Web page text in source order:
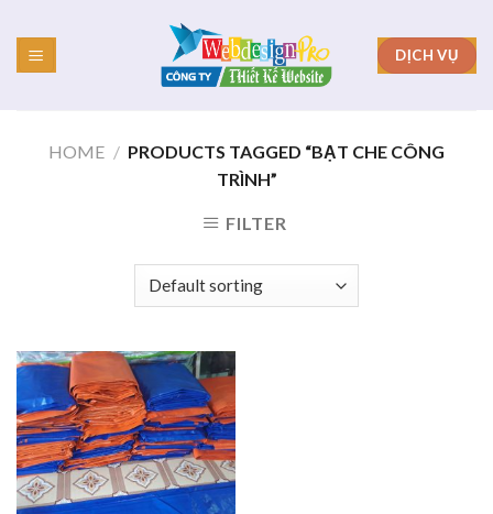
content
DỊCH VỤ
HOME / PRODUCTS TAGGED “BẠT CHE CÔNG
TRÌNH”
FILTER